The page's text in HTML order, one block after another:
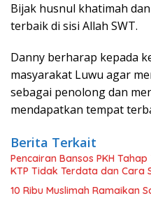
Bijak husnul khatimah
terbaik di sisi Allah SWT.
Danny berharap kepada
masyarakat Luwu agar
sebagai penolong dan
mendapatkan tempat
Berita Terkait
Pencairan Bansos PKH
KTP Tidak Terdata dan Cara
10 Ribu Muslimah Ramaikan